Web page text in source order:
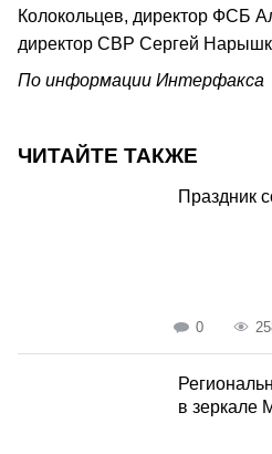
Колокольцев, директор ФСБ
директор СВР Сергей
По информации Интерфакса
ЧИТАЙТЕ ТАКЖЕ
Праздник
0
в зеркале